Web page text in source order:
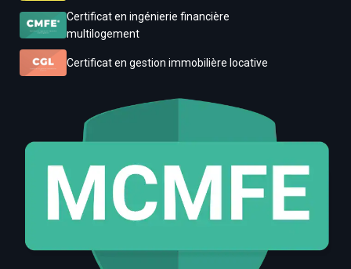
Certificat en ingénierie financière
multilogement
Certificat en gestion immobilière locative